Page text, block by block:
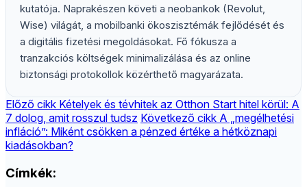
kutatója. Naprakészen követi a neobankok (Revolut,
Wise) világát, a mobilbanki ökoszisztémák fejlődését és
a digitális fizetési megoldásokat. Fő fókusza a
tranzakciós költségek minimalizálása és az online
biztonsági protokollok közérthető magyarázata.
Előző cikk Kételyek és tévhitek az Otthon Start hitel körül: A
7 dolog, amit rosszul tudsz Következő cikk A „megélhetési
infláció”: Miként csökken a pénzed értéke a hétköznapi
kiadásokban?
Címkék: